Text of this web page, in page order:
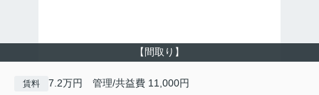
【間取り】
賃料 7.2万円 管理/共益費 11,000円